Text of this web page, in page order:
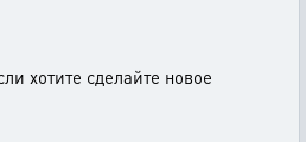
хотите сделайте новое